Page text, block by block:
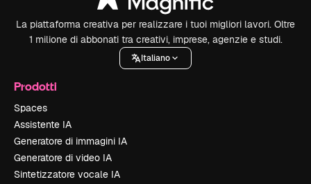
La piattaforma creativa per realizzare i tuoi migliori lavori. Oltre
1 milione di abbonati tra creativi, imprese, agenzie e studi.
Italiano
Prodotti
Spaces
Assistente IA
Generatore di immagini IA
Generatore di video IA
Sintetizzatore vocale IA